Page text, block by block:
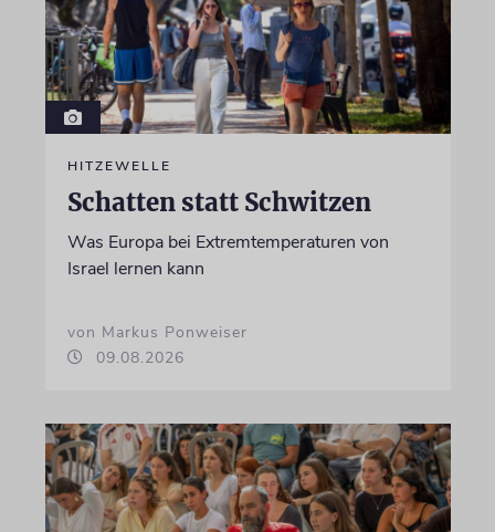
HITZEWELLE
Schatten statt Schwitzen
Was Europa bei Extremtemperaturen von
Israel lernen kann
von Markus Ponweiser
09.08.2026